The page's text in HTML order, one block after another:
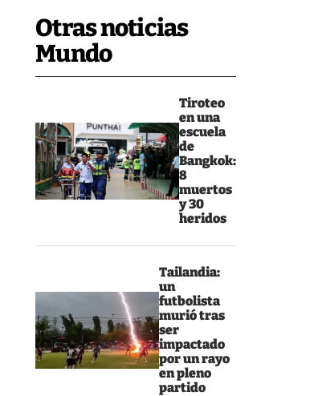
Otras noticias
Mundo
Tiroteo
en una
escuela
de
Bangkok:
8
muertos
y 30
heridos
Tailandia:
un
futbolista
murió tras
ser
impactado
por un rayo
en pleno
partido